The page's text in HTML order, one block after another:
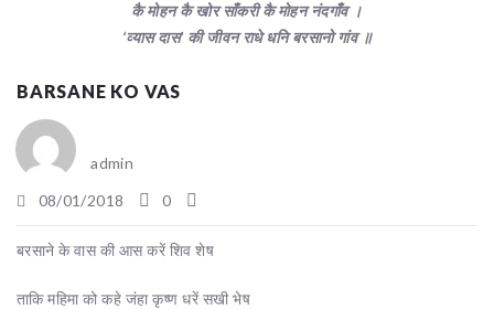
कै मोहन कै खोर साँकरी कै मोहन नंदगाँव ।
‘व्यास दास’ की जीवन राधे धनि बरसानो गांव ॥
BARSANE KO VAS
admin
08/01/2018
0
बरसाने के वास की आस करें शिव शेष
ताकि महिमा को कहे जंहा कृष्ण धरें सखी भेष